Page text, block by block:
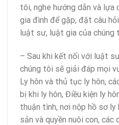
tôi, nghe hướng dẫn và lựa
gia đình để gặp, đặt câu
luật sư, luật gia của chúng
– Sau khi kết nối với luật
chúng tôi sẽ giải đáp mọi
Ly hôn và thủ tục ly hôn,
bị khi ly hôn, Điều kiện ly
thuận tình, nơi nộp hồ sơ ly
sản và quyền nuôi con, các